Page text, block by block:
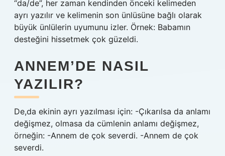
“da/de”, her zaman kendinden önceki kelimeden
ayrı yazılır ve kelimenin son ünlüsüne bağlı olarak
büyük ünlülerin uyumunu izler. Örnek: Babamın
desteğini hissetmek çok güzeldi.
ANNEM’DE NASIL
YAZILIR?
De,da ekinin ayrı yazılması için: -Çıkarılsa da anlamı
değişmez, olmasa da cümlenin anlamı değişmez,
örneğin: -Annem de çok severdi. -Annem de çok
severdi.